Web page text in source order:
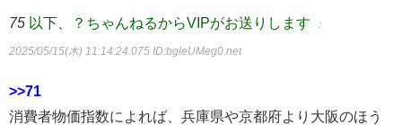
75 以下、？ちゃんねるからVIPがお送りします ：
2025/05/15(木) 11:14:24.075 ID:bgleUMeg0.net
>>71
消費者物価指数によれば、兵庫県や京都府より大阪のほう